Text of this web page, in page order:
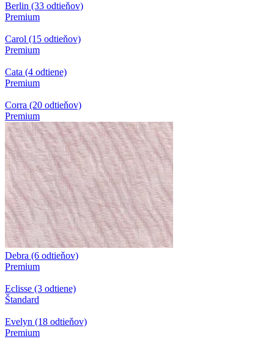
Berlin (33 odtieňov)
Premium
Carol (15 odtieňov)
Premium
Cata (4 odtiene)
Premium
Corra (20 odtieňov)
Premium
Debra (6 odtieňov)
Premium
Eclisse (3 odtiene)
Štandard
Evelyn (18 odtieňov)
Premium